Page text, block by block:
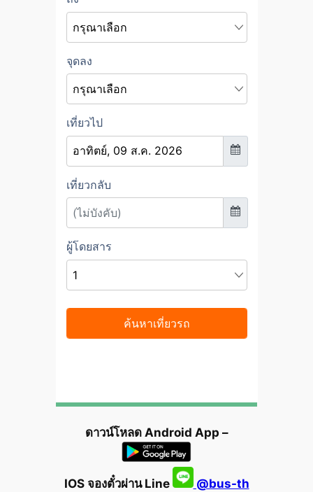
ดาวน์โหลด Android App –
IOS จองตั๋วผ่าน Line @bus-th